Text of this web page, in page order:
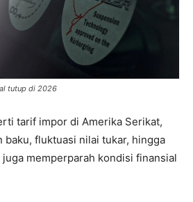
tutup di 2026
tarif impor di Amerika Serikat,
baku, fluktuasi nilai tukar, hingga
memperparah kondisi finansial